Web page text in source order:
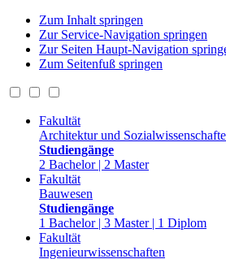
Zum Inhalt springen
Zur Service-Navigation springen
Zur Seiten Haupt-Navigation
Zum Seitenfuß springen
Fakultät
Architektur und
Studiengänge
2 Bachelor | 2 Master
Fakultät
Bauwesen
Studiengänge
1 Bachelor | 3 Master | 1 Diplom
Fakultät
Ingenieurwissenschaften